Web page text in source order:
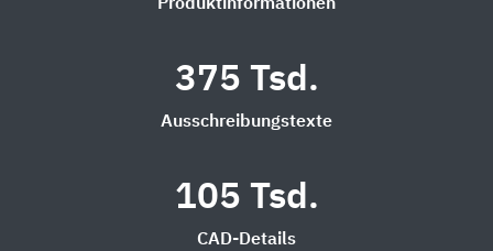
Produktinformationen
375 Tsd.
Ausschreibungstexte
105 Tsd.
CAD-Details